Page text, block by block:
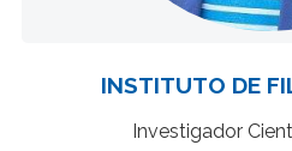
INSTITUTO DE
Investigador